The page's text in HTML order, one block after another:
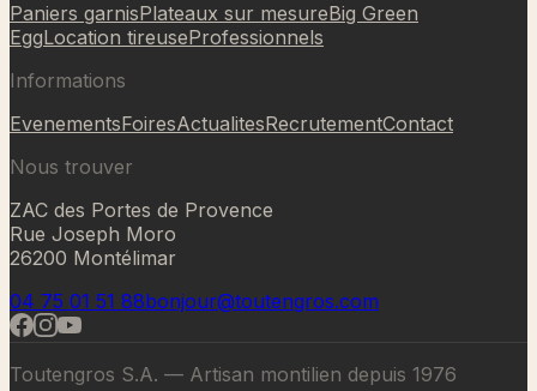
Paniers garnisPlateaux sur mesureBig Green
EggLocation tireuseProfessionnels
Informations
EvenementsFoiresActualitesRecrutementContact
Nous trouver
ZAC des Portes de Provence
Rue Joseph Moro
26200 Montélimar
04 75 01 51 88bonjour@toutengros.com
Toutengros S.A. — Artisan montilien depuis 1976